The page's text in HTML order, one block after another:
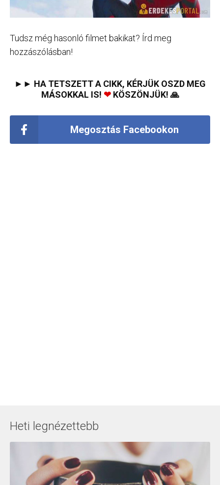
Tudsz még hasonló filmet bakikat? Írd meg
hozzászólásban!
►► HA TETSZETT A CIKK, KÉRJÜK OSZD MEG
MÁSOKKAL IS! ❤KÖSZÖNJÜK! 🙏
Megosztás Facebookon
Heti legnézettebb